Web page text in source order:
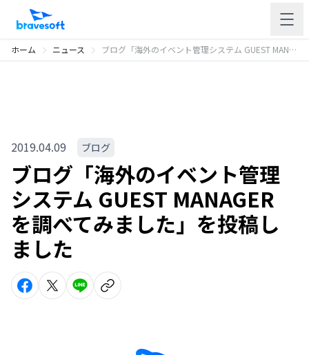
ホーム ニュース ブログ「海外のイベント管理システム GUEST MANAGER を調べてみました」を投稿しました
2019.04.09 ブログ
ブログ「海外のイベント管理
システム GUEST MANAGER
を調べてみました」を投稿し
ました